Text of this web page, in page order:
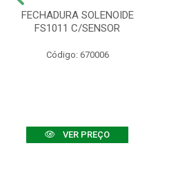
FECHADURA SOLENOIDE
FS1011 C/SENSOR
Código: 670006
VER PREÇO